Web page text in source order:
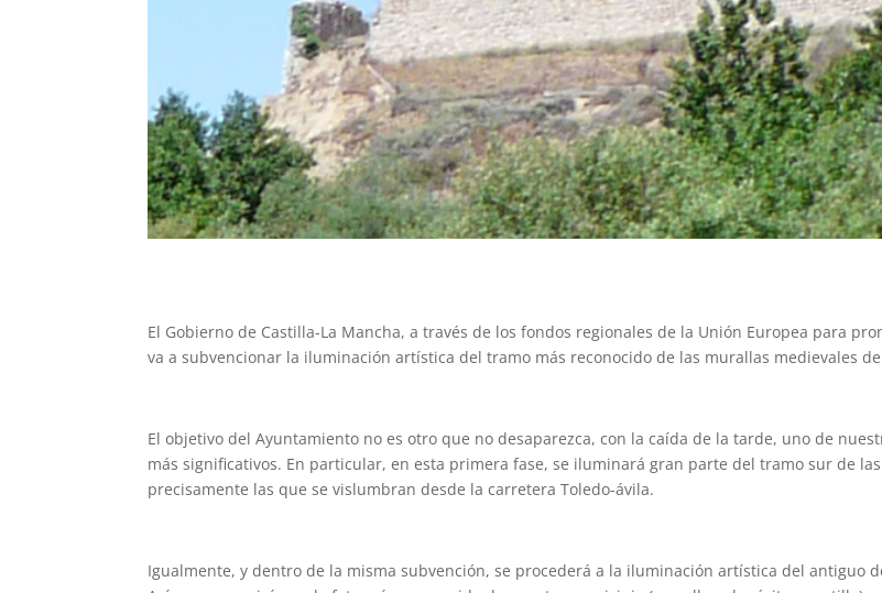
El Gobierno de Castilla-La Mancha, a través de los fondos regionales de la Unión Europea para
va a subvencionar la iluminación artística del tramo más reconocido de las murallas medievales
El objetivo del Ayuntamiento no es otro que no desaparezca, con la caída de la tarde, uno de
más significativos. En particular, en esta primera fase, se iluminará gran parte del tramo sur de
precisamente las que se vislumbran desde la carretera Toledo-ávila.
Igualmente, y dentro de la misma subvención, se procederá a la iluminación artística del antiguo